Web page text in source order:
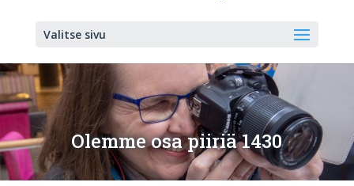
Valitse sivu
Olemme osa piiriä 1430